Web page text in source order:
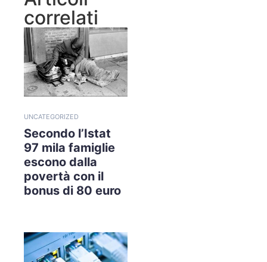
correlati
UNCATEGORIZED
Secondo l’Istat
97 mila famiglie
escono dalla
povertà con il
bonus di 80 euro